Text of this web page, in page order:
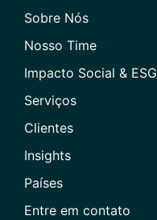
Sobre Nós
Nosso Time
Impacto Social & ESG
Serviços
Clientes
Insights
Países
Entre em contato